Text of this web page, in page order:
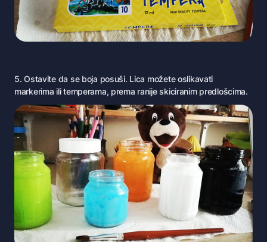
5. Ostavite da se boja posuši. Lica možete oslikavati
markerima ili temperama, prema ranije skiciranim predlošcima.